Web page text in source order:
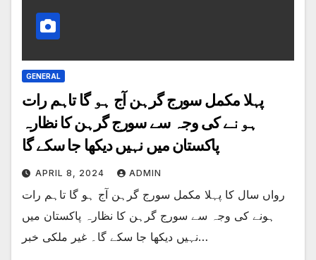
GENERAL
پہلا مکمل سورج گرہن آج ہو گا تاہم رات
ہونے کی وجہ سے سورج گرہن کا نظارہ
پاکستان میں نہیں دیکھا جا سکے گا
APRIL 8, 2024 ADMIN
رواں سال کا پہلا مکمل سورج گرہن آج ہو گا تاہم رات
ہونے کی وجہ سے سورج گرہن کا نظارہ پاکستان میں
نہیں دیکھا جا سکے گا۔ غیر ملکی خبر…